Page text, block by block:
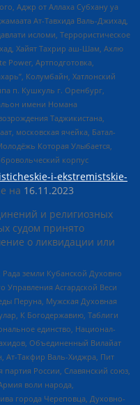
Аджр от Аллаха Субхану уа
Ат-Тавхида Валь-Джихад,
исломи, Террористическое
Хайят Тахрир аш-Шам, Ахлю
Power, Артподготовка,
Колумбайн, Хатлонский
п. Кушкуль г. Оренбург,
имени Номана
Таджикистана,
московская ячейка, Батал-
Которая Улыбается,
корпус
i-ekstremistskie-
на 16.11.2023
и религиозных
судом принято
о ликвидации или
земли Кубанской Духовно
Асгардской Веси
Перуна, Мужская Духовная
К Богодержавию, Таблиги
единство, Национал-
Объединенный Вилайат
Ат-Такфир Валь-Хиджра, Пит
России, Славянский союз,
воли народа,
города Череповца, Духовно-